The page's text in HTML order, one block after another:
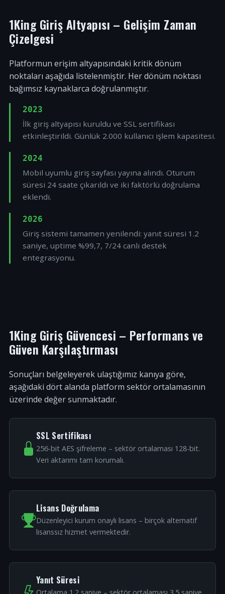
1King Giriş Altyapısı – Gelişim Zaman
Çizelgesi
Platformun erişim altyapısındaki kritik dönüm
noktaları aşağıda listelenmiştir. Her dönüm noktası
bağımsız kaynaklarca doğrulanmıştır.
2023
İlk giriş altyapısı kuruldu ve SSL sertifikası
etkinleştirildi. Günlük 2.000 kullanıcı işlem kapasitesi.
2024
Mobil uyumlu giriş sayfası yayına alındı. Oturum
süresi 24 saate çıkarıldı ve iki faktörlü doğrulama
eklendi.
2026
Giriş sistemi tamamen yenilendi: yanıt süresi 1.2
saniye, uptime %99,7, 7/24 canlı destek
entegrasyonu.
1King Giriş Güvencesi – Performans ve
Güven Karşılaştırması
Sonuçları belgeleyerek ulaştığımız kanıya göre,
aşağıdaki dört alanda platform sektör ortalamasının
üzerinde değer sunmaktadır.
SSL Sertifikası
256-bit AES şifreleme – sektör ortalaması 128-bit.
Veri aktarımı tam korumalı.
Lisans Doğrulama
Düzenleyici kurum onaylı lisans – birçok alternatif
lisanssız hizmet vermektedir.
Yanıt Süresi